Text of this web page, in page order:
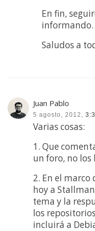
En fin,
informando.
Saludos a
Juan Pablo
5 agosto, 2012,
Varias cosas:
1. Que
un foro, no los
2. En el
hoy a
tema y la
los
incluirá a